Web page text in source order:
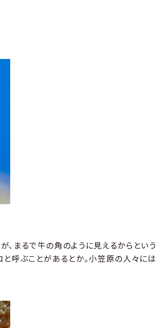
まるで牛の角のように見えるからという
呼ぶことがあるとか。小笠原の人々には